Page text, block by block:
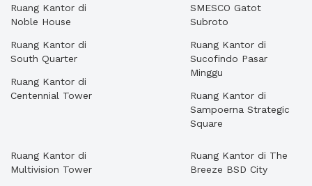
Ruang Kantor di
Noble House
Ruang Kantor di
South Quarter
Ruang Kantor di
Centennial Tower
SMESCO Gatot
Subroto
Ruang Kantor di
Sucofindo Pasar
Minggu
Ruang Kantor di
Sampoerna Strategic
Square
Ruang Kantor di
Multivision Tower
Ruang Kantor di The
Breeze BSD City